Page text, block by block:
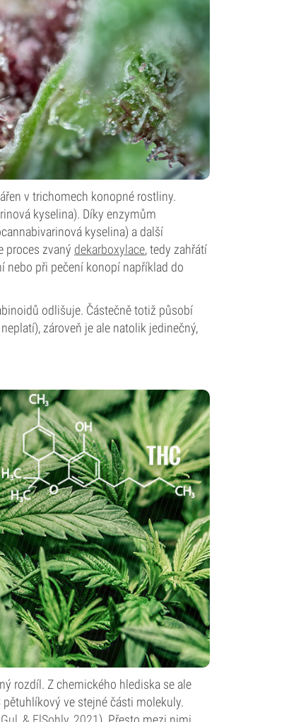
v trichomech konopné rostliny.
kyselina). Díky enzymům
kyselina) a další
proces zvaný dekarboxylace, tedy zahřátí
nebo při pečení konopí například do
odlišuje. Částečně totiž působí
zároveň je ale natolik jedinečný,
rozdíl. Z chemického hlediska se ale
ve stejné části molekuly.